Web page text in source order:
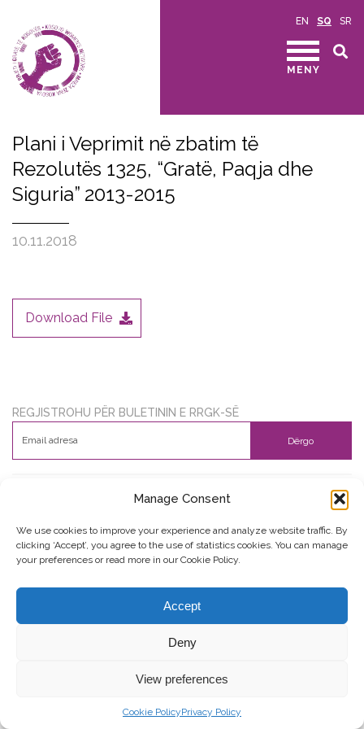
Manage Consent
We use cookies to improve your experience and analyze website traffic. By
clicking ‘Accept’, you agree to the use of statistics cookies. You can manage
your preferences or read more in our Cookie Policy.
Accept
Deny
View preferences
Cookie PolicyPrivacy Policy
EN SQ SR
MENY
Plani i Veprimit në zbatim të
Rezolutës 1325, “Gratë, Paqja dhe
Siguria” 2013-2015
10.11.2018
Download File
REGJISTROHU PËR BULETININ E RRGK-SË
Dërgo
© Copyright, 2026 . Rrjeti i Grave të Kosovës. Të gjitha të drejtat e